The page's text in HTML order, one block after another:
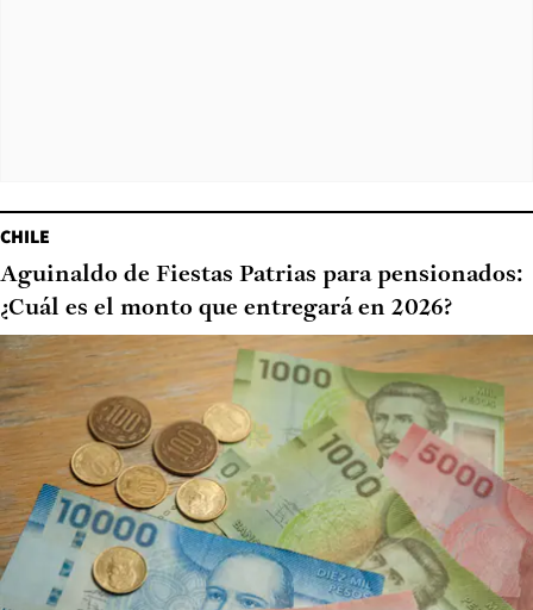
CHILE
Aguinaldo de Fiestas Patrias para pensionados:
¿Cuál es el monto que entregará en 2026?